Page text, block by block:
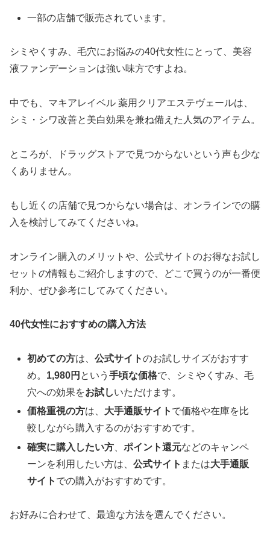
一部の店舗で販売されています。
シミやくすみ、毛穴にお悩みの40代女性にとって、美容
液ファンデーションは強い味方ですよね。
中でも、マキアレイベル 薬用クリアエステヴェールは、
シミ・シワ改善と美白効果を兼ね備えた人気のアイテム。
ところが、ドラッグストアで見つからないという声も少な
くありません。
もし近くの店舗で見つからない場合は、オンラインでの購
入を検討してみてくださいね。
オンライン購入のメリットや、公式サイトのお得なお試し
セットの情報もご紹介しますので、どこで買うのが一番便
利か、ぜひ参考にしてみてください。
40代女性におすすめの購入方法
初めての方は、公式サイトのお試しサイズがおすす
め。 1,980円 という手頃な価格で、シミやくすみ、毛
穴への効果をお試しいただけます。
価格重視の方は、 大手通販サイト で価格や在庫を比
較しながら購入するのがおすすめです。
確実に購入したい方 、ポイント還元などのキャンペ
ーンを利用したい方は、公式サイト または大手通販
サイト での購入がおすすめです。
お好みに合わせて、最適な方法を選んでください。